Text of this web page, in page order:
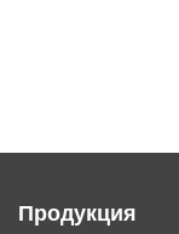
Продукция